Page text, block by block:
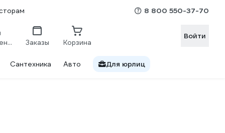
8 800 550-37-70
Сравнение Заказы Корзина
Войти
Сантехника Авто Для юрлиц